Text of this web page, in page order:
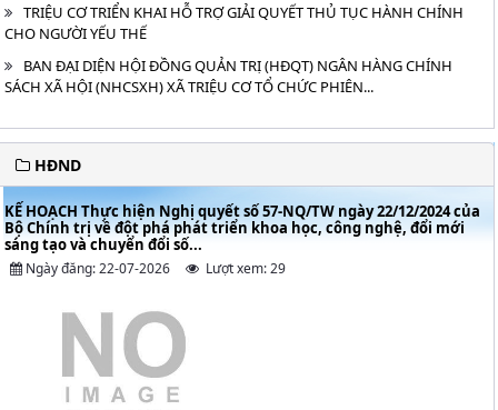
TRIỆU CƠ TRIỂN KHAI HỖ TRỢ GIẢI QUYẾT THỦ TỤC HÀNH CHÍNH
CHO NGƯỜI YẾU THẾ
BAN ĐẠI DIỆN HỘI ĐỒNG QUẢN TRỊ (HĐQT) NGÂN HÀNG CHÍNH
SÁCH XÃ HỘI (NHCSXH) XÃ TRIỆU CƠ TỔ CHỨC PHIÊN...
HĐND
KẾ HOẠCH Thực hiện Nghị quyết số 57-NQ/TW ngày 22/12/2024 của
Bộ Chính trị về đột phá phát triển khoa học, công nghệ, đổi mới
sáng tạo và chuyển đổi số...
Ngày đăng: 22-07-2026 Lượt xem: 29